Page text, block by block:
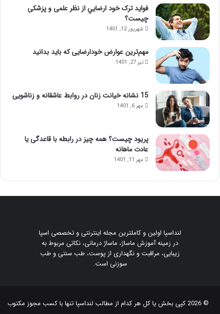
فواید ترک خود ارضايي از نظر علمی و پزشکی
چیست؟
شهریور 12, 1401
مهم‌ترین عوارض خودارضایی که باید بدانید
تیر 27, 1401
15 نشانه خیانت زنان در روابط عاشقانه و زناشویی
مهر 6, 1401
پریود چیست؟ همه چیز در رابطه با قاعدگی یا
عادت ماهانه
مهر 11, 1401
لنداسپا اولین و کاملترین مجله اینترنتی و تخصصی اسپا
در زمینه آموزش ماساژ، ماساژ درمانی، نکاتی مربوط به
زیبایی، مراقبت و نگهداری از پوست، طب سنتی و طب
سوزنی است.
© 2026 کپی بخش یا کل هر کدام از مطالب لنداسپاتنها با کسب مجوز مکتوب